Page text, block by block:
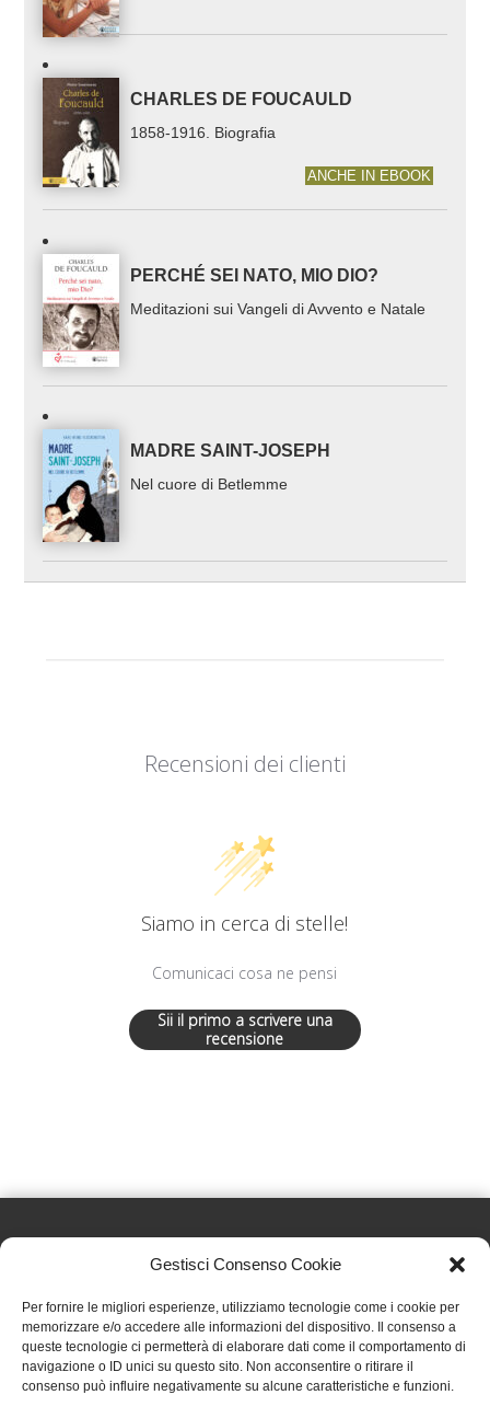
Gestisci Consenso Cookie
Per fornire le migliori esperienze, utilizziamo tecnologie come i cookie per
memorizzare e/o accedere alle informazioni del dispositivo. Il consenso a
queste tecnologie ci permetterà di elaborare dati come il comportamento di
navigazione o ID unici su questo sito. Non acconsentire o ritirare il
consenso può influire negativamente su alcune caratteristiche e funzioni.
CHARLES DE FOUCAULD
1858-1916. Biografia
ANCHE IN EBOOK
PERCHÉ SEI NATO, MIO DIO?
Meditazioni sui Vangeli di Avvento e Natale
MADRE SAINT-JOSEPH
Nel cuore di Betlemme
Recensioni dei clienti
Siamo in cerca di stelle!
Comunicaci cosa ne pensi
Sii il primo a scrivere una
recensione
Effatà Editrice di Pellegrino Paolo SAS
C.F. e P.IVA 09655250018
Via Tre Denti, 1 - 10060 Cantalupa (TO)
Telefono: (+39) 0121 353452 - Fax: (+39) 0121 353839